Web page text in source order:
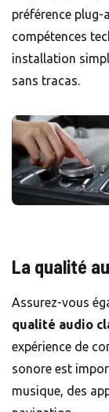
préférence plug-
compétences
installation
sans tracas.
La qualité
Assurez-vous
qualité audio
expérience de
sonore est
musique, des